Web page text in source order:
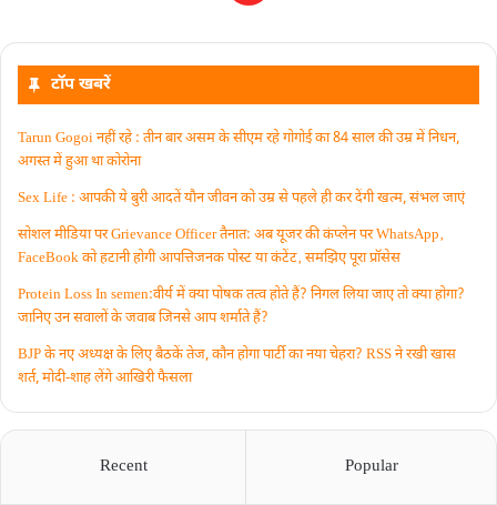
टॉप खबरें
Tarun Gogoi नहीं रहे : तीन बार असम के सीएम रहे गोगोई का 84 साल की उम्र में निधन,
अगस्त में हुआ था कोरोना
Sex Life : आपकी ये बुरी आदतें याैन जीवन को उम्र से पहले ही कर देंगी खत्म, संभल जाएं
सोशल मीडिया पर Grievance Officer तैनात: अब यूजर की कंप्लेन पर WhatsApp‚
FaceBook को हटानी होगी आपत्तिजनक पोस्ट या कंटेंट‚ समझिए पूरा प्रॉसेस
Protein Loss In semen:वीर्य में क्या पोषक तत्व होते हैं? निगल लिया जाए तो क्या होगा?
जानिए उन सवालों के जवाब जिनसे आप शर्माते हैं?
BJP के नए अध्यक्ष के लिए बैठकें तेज, कौन होगा पार्टी का नया चेहरा? RSS ने रखी खास
शर्त, मोदी-शाह लेंगे आखिरी फैसला
Recent Popular